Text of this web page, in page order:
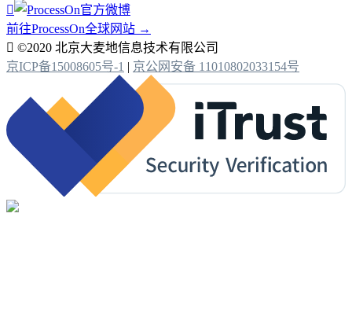

前往ProcessOn全球网站 →
 ©2020 北京大麦地信息技术有限公司
京ICP备15008605号-1 | 京公网安备 11010802033154号